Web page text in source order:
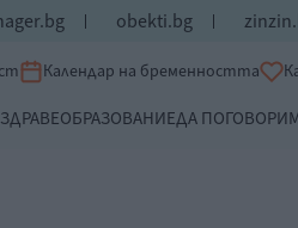
obekti.bg
Календар на бременността
ЗДРАВЕОБРАЗОВАНИЕДА